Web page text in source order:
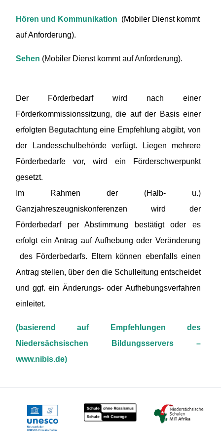
Hören und Kommunikation (Mobiler Dienst kommt
auf Anforderung).
Sehen (Mobiler Dienst kommt auf Anforderung).
Der Förderbedarf wird nach einer
Förderkommissionssitzung, die auf der Basis einer
erfolgten Begutachtung eine Empfehlung abgibt, von
der Landesschulbehörde verfügt. Liegen mehrere
Förderbedarfe vor, wird ein Förderschwerpunkt
gesetzt.
Im Rahmen der (Halb- u.)
Ganzjahreszeugniskonferenzen wird der
Förderbedarf per Abstimmung bestätigt oder es
erfolgt ein Antrag auf Aufhebung oder Veränderung
des Förderbedarfs. Eltern können ebenfalls einen
Antrag stellen, über den die Schulleitung entscheidet
und ggf. ein Änderungs- oder Aufhebungsverfahren
einleitet.
(basierend auf Empfehlungen des
Niedersächsischen Bildungsservers –
www.nibis.de)